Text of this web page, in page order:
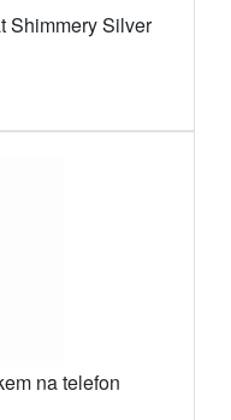
Shimmery Silver
na telefon